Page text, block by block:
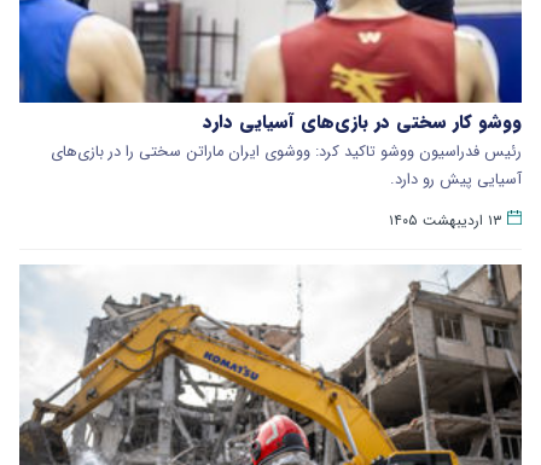
ووشو کار سختی در بازی‌های آسیایی دارد
رئیس فدراسیون ووشو تاکید کرد: ووشوی ایران ماراتن سختی را در بازی‌های
آسیایی پیش رو دارد.
۱۳ اردیبهشت ۱۴۰۵